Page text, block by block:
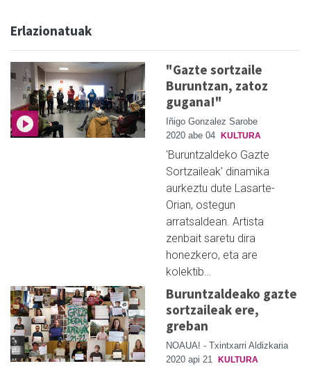
Erlazionatuak
"Gazte sortzaile
Buruntzan, zatoz
gugana!"
Iñigo Gonzalez Sarobe
2020 abe 04
KULTURA
'Buruntzaldeko Gazte
Sortzaileak' dinamika
aurkeztu dute Lasarte-
Orian, ostegun
arratsaldean. Artista
zenbait saretu dira
honezkero, eta are
kolektib…
Buruntzaldeako gazte
sortzaileak ere,
greban
NOAUA! - Txintxarri Aldizkaria
2020 api 21
KULTURA